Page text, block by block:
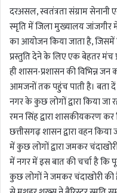
दरअसल, स्वतंत्रता संग्राम
स्मृति में जिला मुख्यालय जांजगीर
का आयोजन किया जाता है, जिसमें
प्रस्तुति देने के लिए एक बेहतर मंच
ही शासन-प्रशासन की विभिन्न
आमजनों तक पहुंच पाती है। बता दें
नगर के कुछ लोगों द्वारा किया जा
रमन सिंह द्वारा शासकीयकरण
छत्तीसगढ़ शासन द्वारा वहन
में कुछ लोगों द्वारा जमकर
में नगर में इस बात की चर्चा है कि
कुछ लोगों ने जमकर चंदाखोरी की